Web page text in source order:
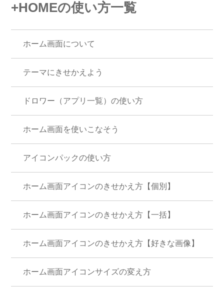
+HOMEの使い方一覧
ホーム画面について
テーマにきせかえよう
ドロワー（アプリ一覧）の使い方
ホーム画面を使いこなそう
アイコンパックの使い方
ホーム画面アイコンのきせかえ方【個別】
ホーム画面アイコンのきせかえ方【一括】
ホーム画面アイコンのきせかえ方【好きな画像】
ホーム画面アイコンサイズの変え方